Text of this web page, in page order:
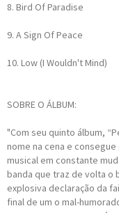
8. Bird Of Paradise
9. A Sign Of Peace
10. Low (I Wouldn't Mind)
SOBRE O ÁLBUM:
"Com seu quinto álbum,
nome na cena e
musical em constante
banda que traz de volta o
explosiva declaração da
final de um o mal-